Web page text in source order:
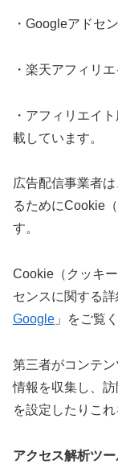
・Googleアドセ
・楽天アフィリエ
・アフィリエイ
載しています。
広告配信事業者
るためにCookie
す。
Cookie（クッキ
センスに関する詳
Google 」をご覧
第三者がコンテ
情報を収集し、
を設定したりこ
アクセス解析ツ